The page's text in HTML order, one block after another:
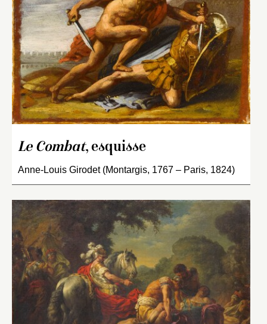
Le Combat, esquisse
Anne-Louis Girodet (Montargis, 1767 – Paris, 1824)